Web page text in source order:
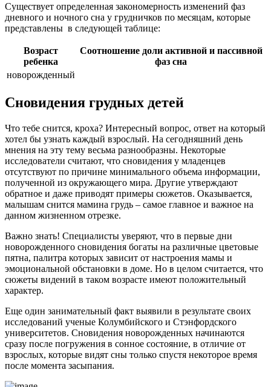
Существует определенная закономерность изменений фаз
дневного и ночного сна у грудничков по месяцам, которые
представлены в следующей таблице:
Возраст
ребенка
Соотношение доли активной и пассивной
фаз сна
новорожденный
Сновидения грудных детей
Что тебе снится, кроха? Интересный вопрос, ответ на который
хотел бы узнать каждый взрослый. На сегодняшний день
мнения на эту тему весьма разнообразны. Некоторые
исследователи считают, что сновидения у младенцев
отсутствуют по причине минимального объема информации,
полученной из окружающего мира. Другие утверждают
обратное и даже приводят примеры сюжетов. Оказывается,
малышам снится мамина грудь – самое главное и важное на
данном жизненном отрезке.
Важно знать! Специалисты уверяют, что в первые дни
новорожденного сновидения богаты на различные цветовые
пятна, палитра которых зависит от настроения мамы и
эмоциональной обстановки в доме. Но в целом считается, что
сюжеты видений в таком возрасте имеют положительный
характер.
Еще один занимательный факт выявили в результате своих
исследований ученые Колумбийского и Стэнфордского
университетов. Сновидения новорожденных начинаются
сразу после погружения в сонное состояние, в отличие от
взрослых, которые видят сны только спустя некоторое время
после момента засыпания.